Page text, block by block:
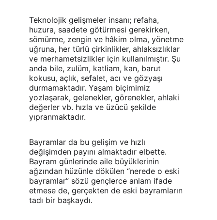
Teknolojik gelişmeler insanı; refaha,
huzura, saadete götürmesi gerekirken,
sömürme, zengin ve hâkim olma, yönetme
uğruna, her türlü çirkinlikler, ahlaksızlıklar
ve merhametsizlikler için kullanılmıştır. Şu
anda bile, zulüm, katliam, kan, barut
kokusu, açlık, sefalet, acı ve gözyaşı
durmamaktadır. Yaşam biçimimiz
yozlaşarak, gelenekler, görenekler, ahlaki
değerler vb. hızla ve üzücü şekilde
yıpranmaktadır.
Bayramlar da bu gelişim ve hızlı
değişimden payını almaktadır elbette.
Bayram günlerinde aile büyüklerinin
ağzından hüzünle dökülen “nerede o eski
bayramlar” sözü gençlerce anlam ifade
etmese de, gerçekten de eski bayramların
tadı bir başkaydı.